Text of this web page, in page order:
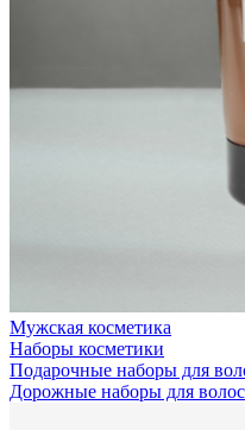
Мужская косметика
Наборы косметики
Подарочные наборы для
Дорожные наборы для